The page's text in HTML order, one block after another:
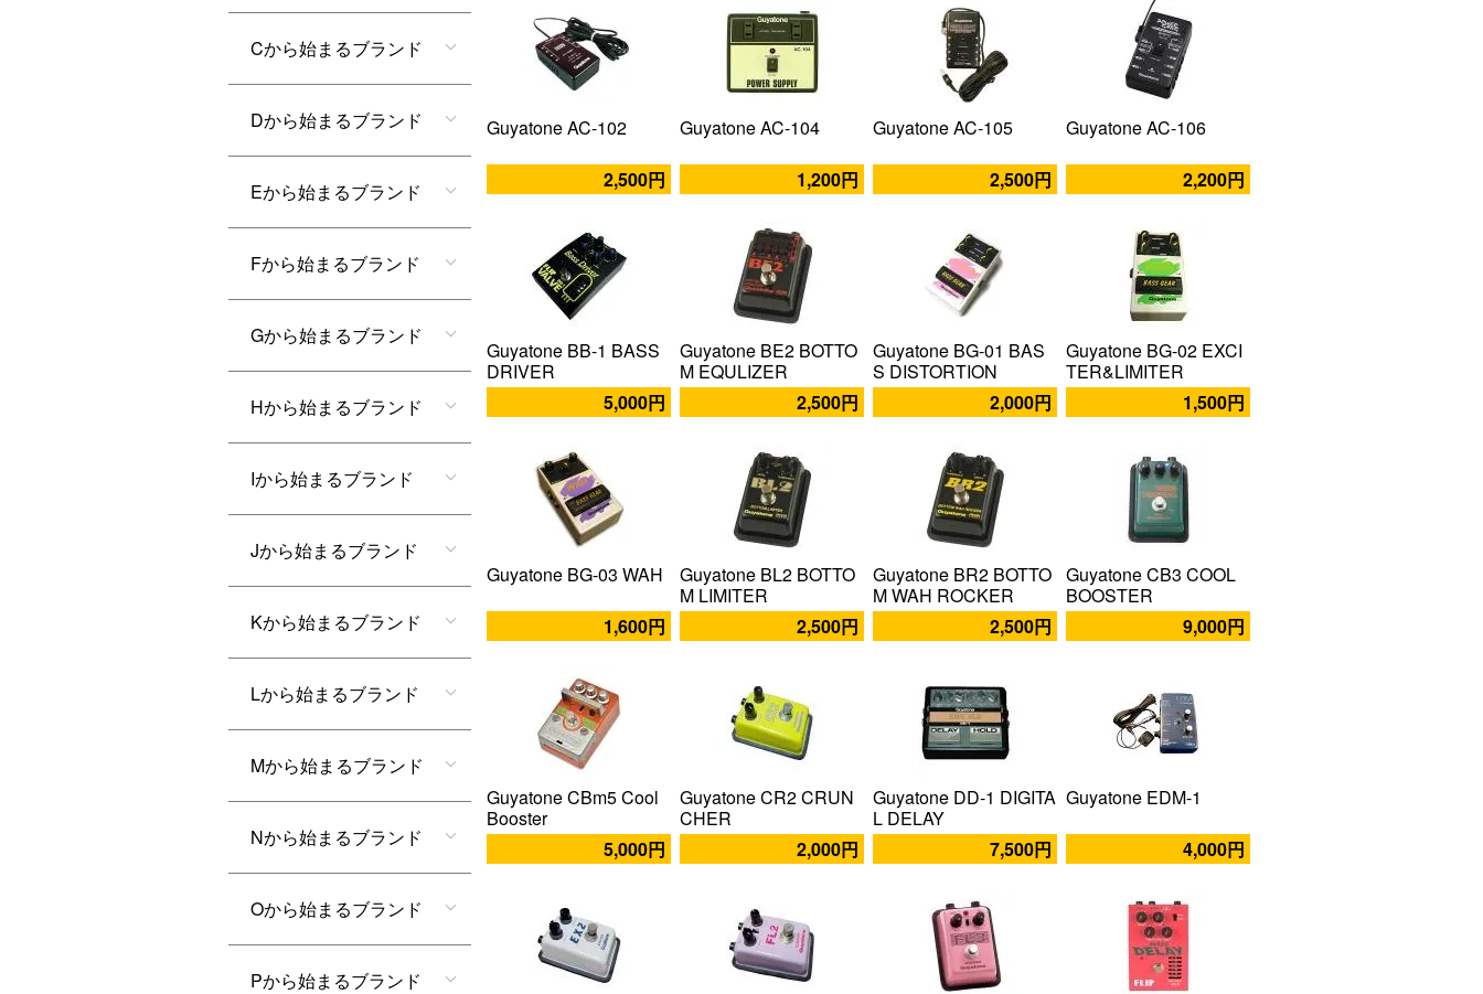
Guyatone AC-102
2,500円
Guyatone AC-104
1,200円
Guyatone AC-105
2,500円
Guyatone AC-106
2,200円
Guyatone BB-1 BASS
DRIVER
5,000円
Guyatone BE2 BOTTO
M EQULIZER
2,500円
Guyatone BG-01 BAS
S DISTORTION
2,000円
Guyatone BG-02 EXCI
TER&LIMITER
1,500円
Guyatone BG-03 WAH
1,600円
Guyatone BL2 BOTTO
M LIMITER
2,500円
Guyatone BR2 BOTTO
M WAH ROCKER
2,500円
Guyatone CB3 COOL
BOOSTER
9,000円
Guyatone CBm5 Cool
Booster
5,000円
Guyatone CR2 CRUN
CHER
2,000円
Guyatone DD-1 DIGITA
L DELAY
7,500円
Guyatone EDM-1
4,000円
Cから始まるブランド
Dから始まるブランド
Eから始まるブランド
Fから始まるブランド
Gから始まるブランド
Hから始まるブランド
Iから始まるブランド
Jから始まるブランド
Kから始まるブランド
Lから始まるブランド
Mから始まるブランド
Nから始まるブランド
Oから始まるブランド
Pから始まるブランド